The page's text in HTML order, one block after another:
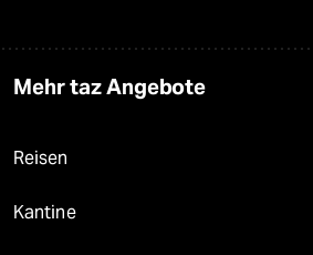
Mehr taz Angebote
Reisen
Kantine